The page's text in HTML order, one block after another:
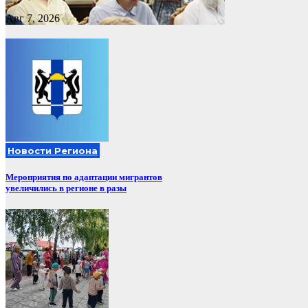
Авг 7, 2026
Новости Региона
Мероприятия по адаптации мигрантов
увеличились в регионе в разы